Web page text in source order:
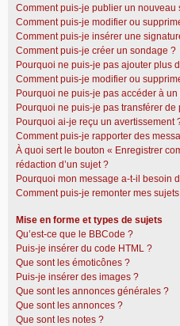
Comment puis-je publier un nouveau
Comment puis-je modifier ou
Comment puis-je insérer une
Comment puis-je créer un sondage ?
Pourquoi ne puis-je pas ajouter plus
Comment puis-je modifier ou
Pourquoi ne puis-je pas accéder à un
Pourquoi ne puis-je pas transférer de
Pourquoi ai-je reçu un avertissement
Comment puis-je rapporter des
À quoi sert le bouton « Enregistrer
rédaction d’un sujet ?
Pourquoi mon message a-t-il besoin
Comment puis-je remonter mes
Mise en forme et types de sujets
Qu’est-ce que le BBCode ?
Puis-je insérer du code HTML ?
Que sont les émoticônes ?
Puis-je insérer des images ?
Que sont les annonces générales ?
Que sont les annonces ?
Que sont les notes ?